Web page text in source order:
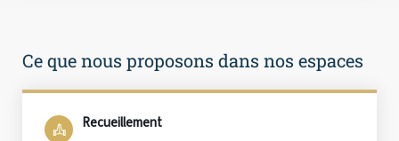
Ce que nous proposons dans nos espaces
Recueillement